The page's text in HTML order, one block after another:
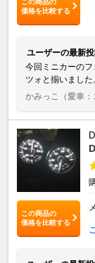
価格を比較する
ユーザーの最新
今回ミニカーの
ツォと揃いました
かみっこ
（愛車
この商品の
価格を比較する